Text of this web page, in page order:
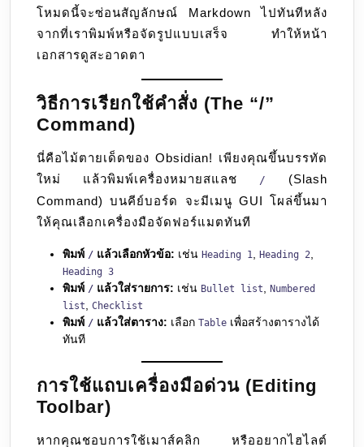
โหมดนี้จะซ่อนสัญลักษณ์ Markdown ไปทันทีหลัง
จากที่เราพิมพ์หรือจัดรูปแบบเสร็จ ทำให้หน้า
เอกสารดูสะอาดตา
วิธีการเรียกใช้คำสั่ง (The “/”
Command)
นี่คือไม้ตายเด็ดของ Obsidian! เพียงคุณขึ้นบรรทัด
ใหม่ แล้วพิมพ์เครื่องหมายสแลช
/
(Slash
Command) บนคีย์บอร์ด จะมีเมนู GUI โผล่ขึ้นมา
ให้คุณเลือกเครื่องมือจัดฟอร์แมตทันที
พิมพ์ / แล้วเลือกหัวข้อ: เช่น Heading 1, Heading 2,
Heading 3
พิมพ์ / แล้วใส่รายการ: เช่น Bullet list, Numbered
list, Checklist
พิมพ์ / แล้วใส่ตาราง: เลือก Table เพื่อสร้างตารางได้
ทันที
การใช้แถบเครื่องมือด่วน (Editing
Toolbar)
หากคุณชอบการใช้เมาส์คลิก หรืออยากไฮไลต์